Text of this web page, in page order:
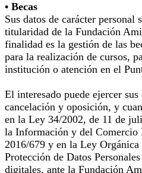
• Becas
Sus datos de carácter
titularidad de la Fundación
finalidad es la gestión de las
para la realización de cursos,
institución o atención en el
El interesado puede ejercer
cancelación y oposición, y
en la Ley 34/2002, de 11 de
la Información y del
2016/679 y en la Ley
Protección de Datos
digitales, ante la Fundación